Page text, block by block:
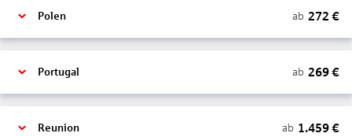
Polen ab 272 €
Portugal ab 269€
Reunion ab 1.459€